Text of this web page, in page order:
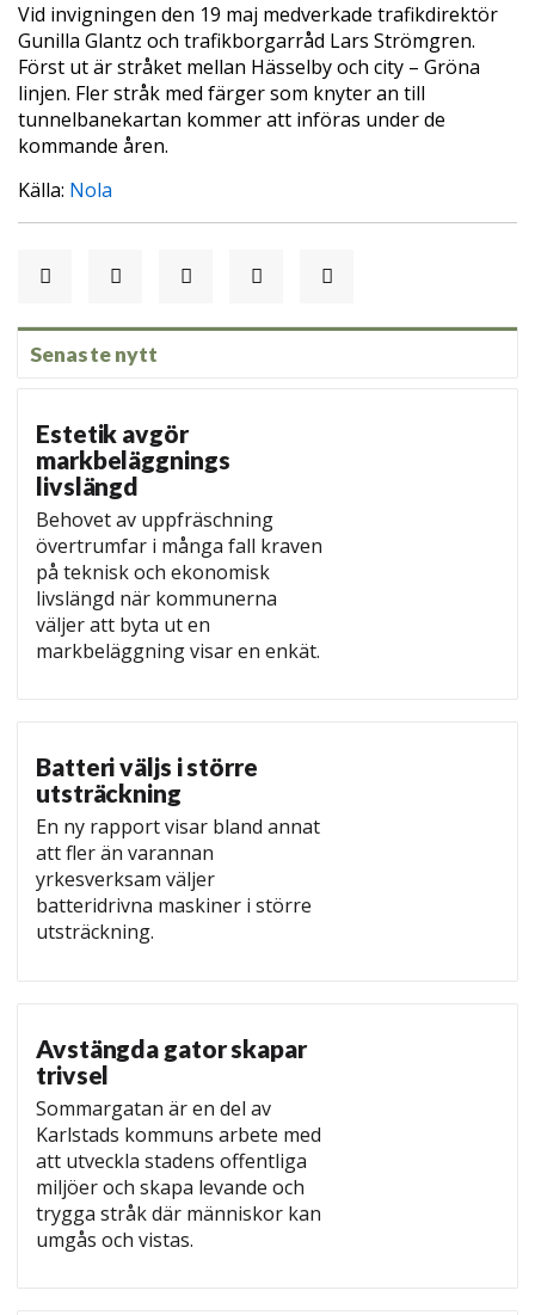
Vid invigningen den 19 maj medverkade trafikdirektör
Gunilla Glantz och trafikborgarråd Lars Strömgren.
Först ut är stråket mellan Hässelby och city – Gröna
linjen. Fler stråk med färger som knyter an till
tunnelbanekartan kommer att införas under de
kommande åren.
Källa: Nola
Senaste nytt
Estetik avgör
markbeläggnings
livslängd
Behovet av uppfräschning
övertrumfar i många fall kraven
på teknisk och ekonomisk
livslängd när kommunerna
väljer att byta ut en
markbeläggning visar en enkät.
Batteri väljs i större
utsträckning
En ny rapport visar bland annat
att fler än varannan
yrkesverksam väljer
batteridrivna maskiner i större
utsträckning.
Avstängda gator skapar
trivsel
Sommargatan är en del av
Karlstads kommuns arbete med
att utveckla stadens offentliga
miljöer och skapa levande och
trygga stråk där människor kan
umgås och vistas.